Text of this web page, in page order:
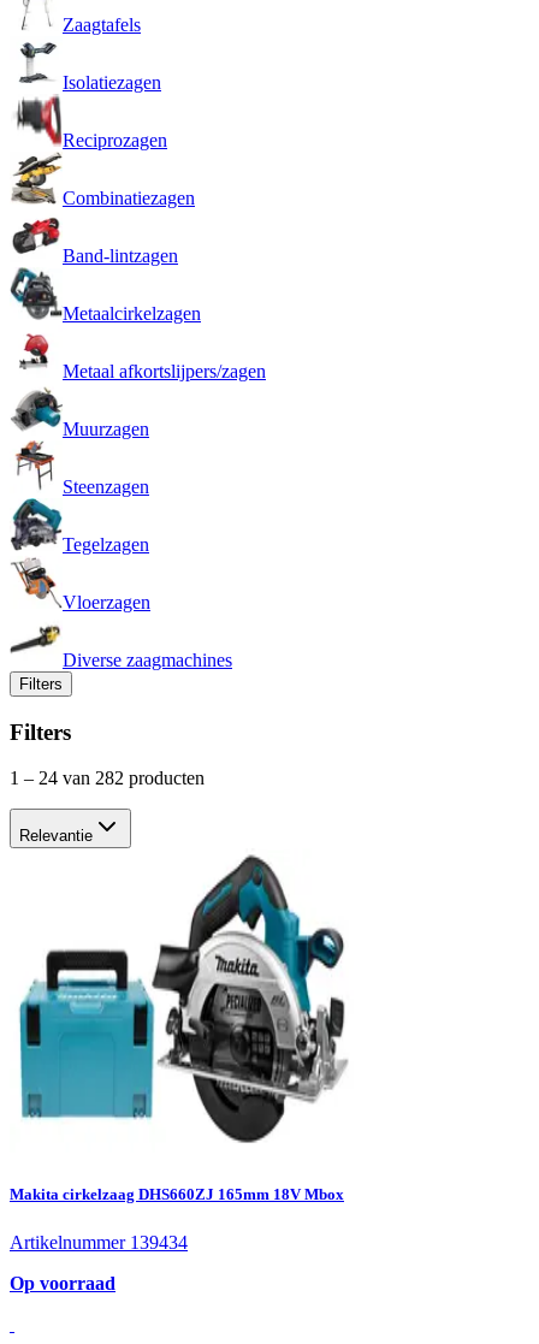
Zaagtafels
Isolatiezagen
Reciprozagen
Combinatiezagen
Band-lintzagen
Metaalcirkelzagen
Metaal afkortslijpers/zagen
Muurzagen
Steenzagen
Tegelzagen
Vloerzagen
Diverse zaagmachines
Filters
Filters
1 – 24 van 282 producten
Relevantie
Makita cirkelzaag DHS660ZJ 165mm 18V Mbox
Artikelnummer 139434
Op voorraad